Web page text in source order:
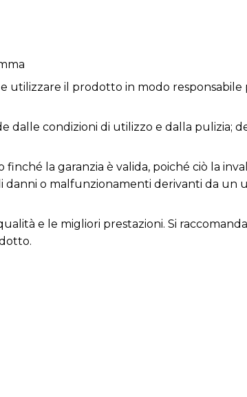
utilizzare il prodotto in modo
dalle condizioni di utilizzo e dalla pulizia;
la garanzia è valida, poiché ciò la
danni o malfunzionamenti derivanti da un
e le migliori prestazioni. Si